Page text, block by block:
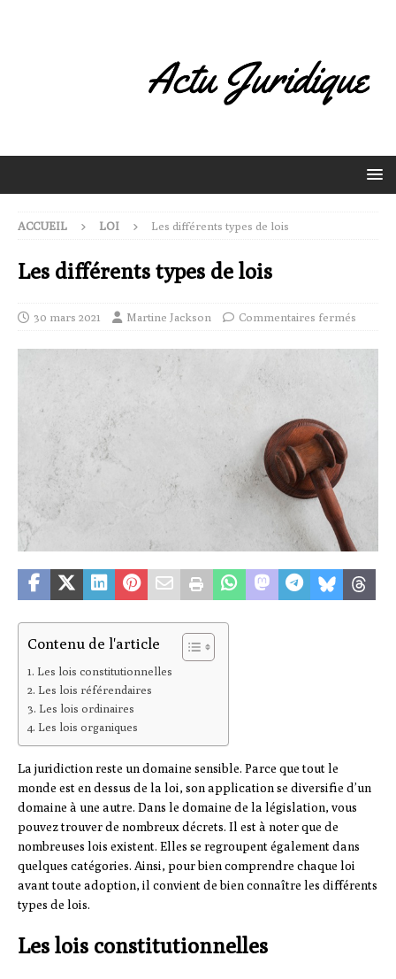
ACCUEIL LOI Les différents types de lois
Les différents types de lois
30 mars 2021 Martine Jackson Commentaires fermés
Contenu de l'article
Les lois constitutionnelles
Les lois référendaires
Les lois ordinaires
Les lois organiques
La juridiction reste un domaine sensible. Parce que tout le
monde est en dessus de la loi, son application se diversifie d’un
domaine à une autre. Dans le domaine de la législation, vous
pouvez trouver de nombreux décrets. Il est à noter que de
nombreuses lois existent. Elles se regroupent également dans
quelques catégories. Ainsi, pour bien comprendre chaque loi
avant toute adoption, il convient de bien connaître les différents
types de lois.
Les lois constitutionnelles